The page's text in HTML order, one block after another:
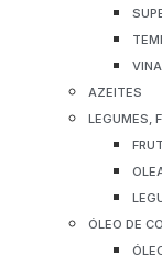
AZEITES
LEGUMES,
ÓLEO DE